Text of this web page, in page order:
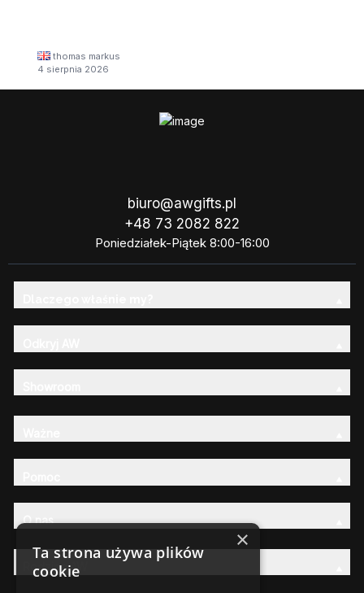
thomas markus
4 sierpnia 2026
biuro@awgifts.pl
+48 73 2082 822
Poniedziałek-Piątek 8:00-16:00
O nas
Rodzina AW
×
Ta strona używa plików
cookie